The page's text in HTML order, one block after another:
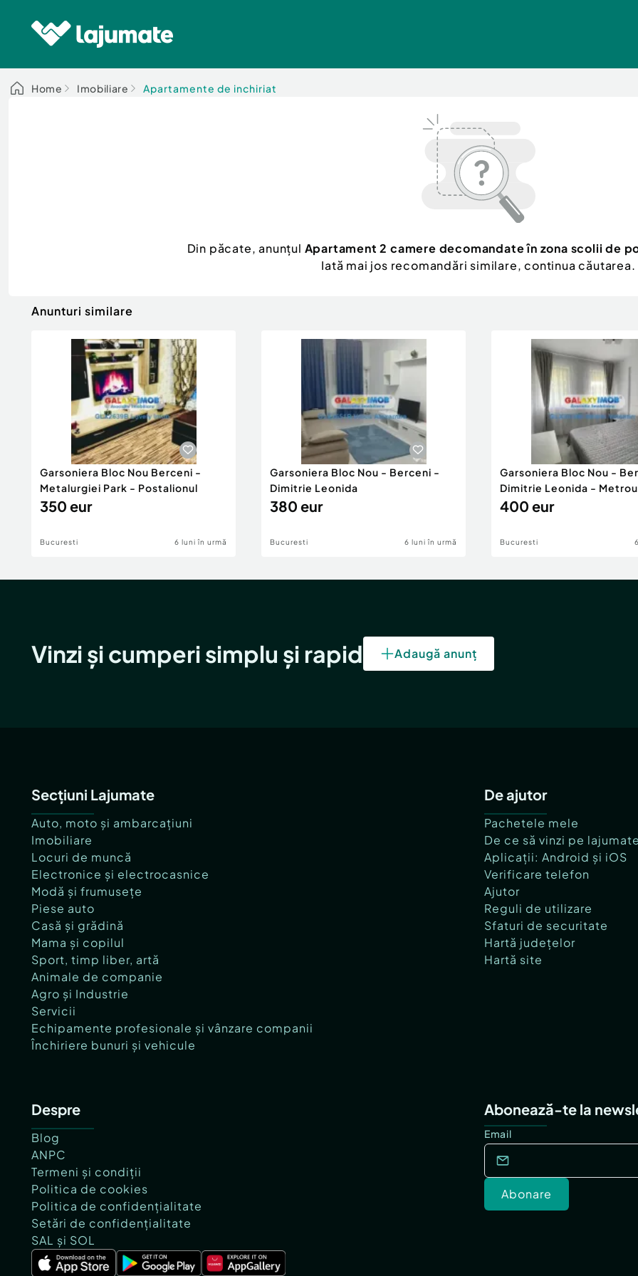
Home Imobiliare Apartamente de inchiriat
Din păcate, anunțul Apartament 2 camere decomandate în zona scolii de
Iată mai jos recomandări similare, continua căutarea.
Anunturi similare
Garsoniera Bloc Nou Berceni -
Metalurgiei Park - Postalionul
350 eur
Bucuresti 6 luni în urmă
Garsoniera Bloc Nou - Berceni -
Dimitrie Leonida
380 eur
Bucuresti 6 luni în urmă
Garsoniera Bloc Nou -
Dimitrie Leonida -
400 eur
Bucuresti
Vinzi și cumperi simplu și rapid Adaugă anunț
Secțiuni Lajumate
Auto, moto și ambarcațiuni
Imobiliare
Locuri de muncă
Electronice și electrocasnice
Modă și frumusețe
Piese auto
Casă și grădină
Mama și copilul
Sport, timp liber, artă
Animale de companie
Agro și Industrie
Servicii
Echipamente profesionale și vânzare companii
Închiriere bunuri și vehicule
De ajutor
Pachetele mele
De ce să vinzi pe
Aplicații: Android și iOS
Verificare telefon
Ajutor
Reguli de utilizare
Sfaturi de securitate
Hartă județelor
Hartă site
Despre
Blog
ANPC
Termeni și condiții
Politica de cookies
Politica de confidențialitate
Setări de confidențialitate
SAL și SOL
Abonează-te la
Email
Abonare